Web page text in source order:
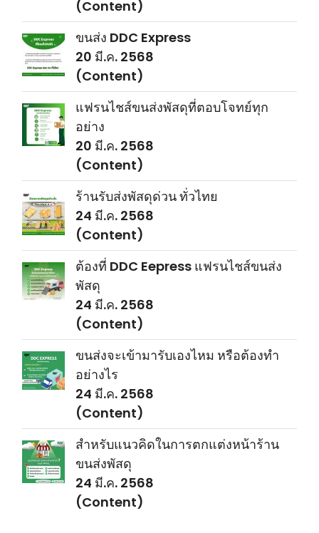
(Content)
ขนส่ง DDC Express
20 มี.ค. 2568
(Content)
แฟรนไชส์ขนส่งพัสดุที่ตอบโจทย์ทุก
อย่าง
20 มี.ค. 2568
(Content)
ร้านรับส่งพัสดุด่วน ทั่วไทย
24 มี.ค. 2568
(Content)
ต้องที่ DDC Eepress แฟรนไชส์ขนส่ง
พัสดุ
24 มี.ค. 2568
(Content)
ขนส่งจะเข้ามารับเองไหม หรือต้องทำ
อย่างไร
24 มี.ค. 2568
(Content)
สำหรับแนวคิดในการตกแต่งหน้าร้าน
ขนส่งพัสดุ
24 มี.ค. 2568
(Content)